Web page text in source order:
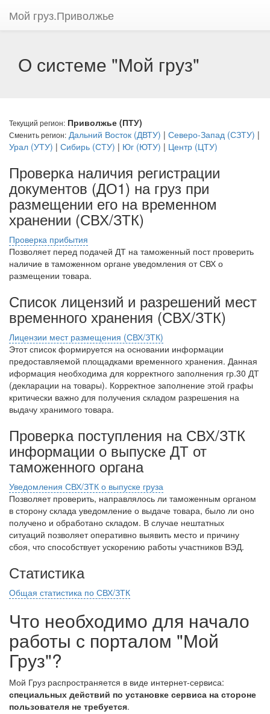
Мой груз.Приволжье
О системе "Мой груз"
Текущий регион: Приволжье (ПТУ)
Сменить регион: Дальний Восток (ДВТУ) | Северо-Запад (СЗТУ) |
Урал (УТУ) | Сибирь (СТУ) | Юг (ЮТУ) | Центр (ЦТУ)
Проверка наличия регистрации
документов (ДО1) на груз при
размещении его на временном
хранении (СВХ/ЗТК)
Проверка прибытия
Позволяет перед подачей ДТ на таможенный пост проверить
наличие в таможенном органе уведомления от СВХ о
размещении товара.
Список лицензий и разрешений мест
временного хранения (СВХ/ЗТК)
Лицензии мест размещения (СВХ/ЗТК)
Этот список формируется на основании информации
предоставляемой площадками временного хранения. Данная
иформация необходима для корректного заполнения гр.30 ДТ
(декларации на товары). Корректное заполнение этой графы
критически важно для получения складом разрешения на
выдачу хранимого товара.
Проверка поступления на СВХ/ЗТК
информации о выпуске ДТ от
таможенного органа
Уведомления СВХ/ЗТК о выпуске груза
Позволяет проверить, направлялось ли таможенным органом
в сторону склада уведомление о выдаче товара, было ли оно
получено и обработано складом. В случае нештатных
ситуаций позволяет оперативно выявить место и причину
сбоя, что способствует ускорению работы участников ВЭД.
Статистика
Общая статистика по СВХ/ЗТК
Что необходимо для начало
работы с порталом "Мой
Груз"?
Мой Груз распространяется в виде интернет-сервиса:
специальных действий по установке сервиса на стороне
пользователя не требуется.